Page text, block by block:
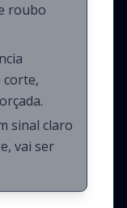
roubo
corte,
sinal claro
vai ser